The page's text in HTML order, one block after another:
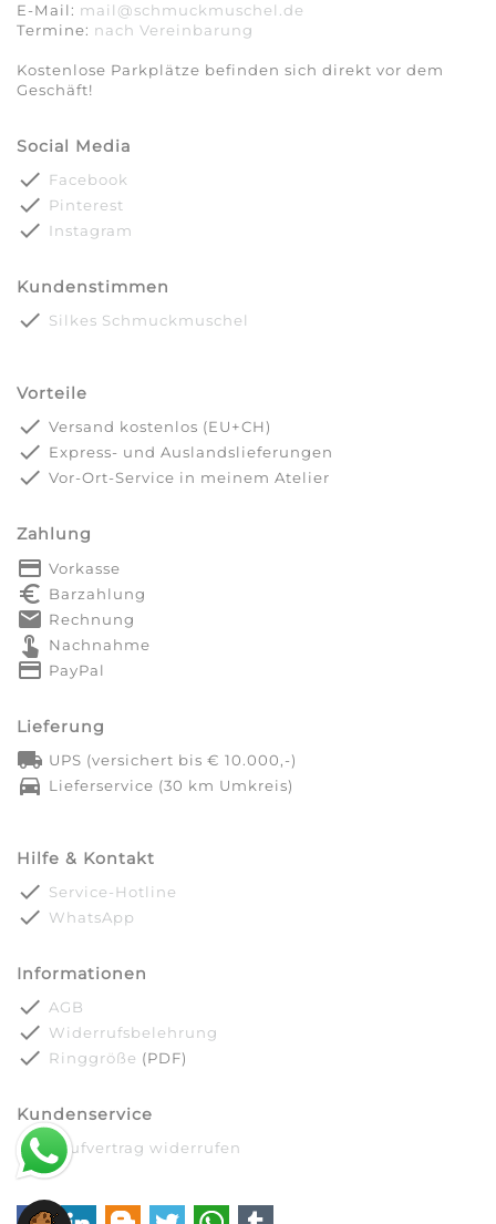
E-Mail: mail@schmuckmuschel.de
Termine: nach Vereinbarung​​​​​​​
Kostenlose Parkplätze befinden sich direkt vor dem
Geschäft!
Social Media
done Facebook
done Pinterest
done Instagram
Kundenstimmen
done Silkes Schmuckmuschel
Vorteile
done Versand kostenlos (EU+CH)
done Express- und Auslandslieferungen
done Vor-Ort-Service in meinem Atelier
Zahlung
payment Vorkasse
euro_symbol Barzahlung
markunread Rechnung
touch_app Nachnahme
credit_card PayPal
Lieferung
local_shipping UPS (versichert bis € 10.000,-)
directions_car Lieferservice (30 km Umkreis)
Hilfe & Kontakt
done Service-Hotline
done WhatsApp
Informationen
done AGB
done Widerrufsbelehrung
done Ringgröße (PDF)
Kundenservice
done Kaufvertrag widerrufen